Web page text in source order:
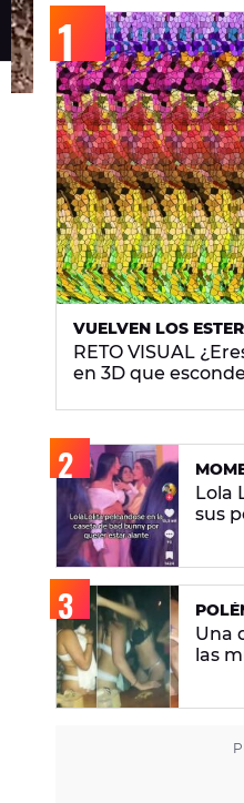
VUELVEN LOS
RETO VISUAL
en 3D que
Lola
sus
Una
las